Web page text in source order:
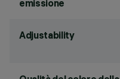
emissione
Adjustability